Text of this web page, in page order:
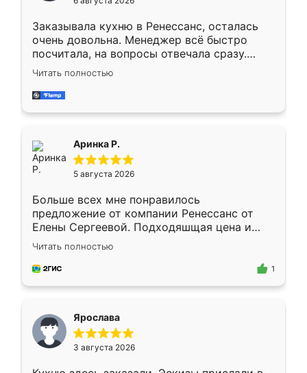
мебели буду заказывать только здесь.
Заказывала кухню в Ренессанс, осталась
очень довольна. Менеджер всё быстро
посчитала, на вопросы отвечала сразу.
Замерщик приехал в субботу, подошёл к
делу со всей ответственностью. Собрали
за день, ребята работали аккуратно, даже
Читать полностью
Аринка Р.
5 августа 2026
Больше всех мне понравилось
предложение от компании Ренессанс от
Елены Сергеевой. Подходяшщая цена и
короткие сроки изготовления. Приехавший
для замера сотрудник Владислав
предложил по моему эскизу самый
Читать полностью
1
Ярослава
3 августа 2026